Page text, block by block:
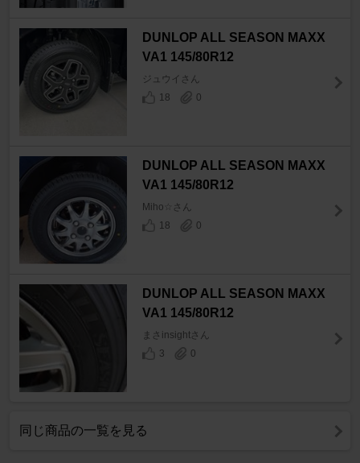
DUNLOP ALL SEASON MAXX
VA1 145/80R12
ジュウイさん
18
0
DUNLOP ALL SEASON MAXX
VA1 145/80R12
Miho☆さん
18
0
DUNLOP ALL SEASON MAXX
VA1 145/80R12
まさinsightさん
3
0
同じ商品の一覧を見る